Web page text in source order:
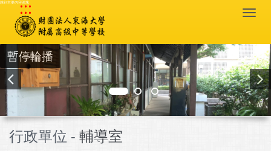
跳到主要內容區塊
:::
暫停輪播
行政單位 - 輔導室